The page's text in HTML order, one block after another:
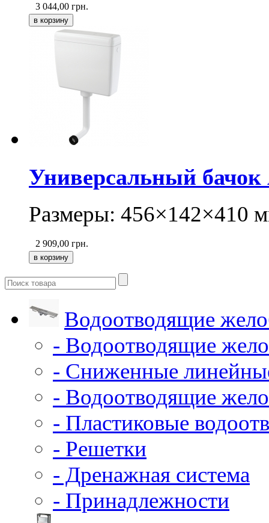
3 044,00 грн.
Универсальный бачок
Размеры: 456×142×410
2 909,00 грн.
Водоотводящие
- Водоотводящие
- Сниженные
- Водоотводящие
- Пластиковые
- Решетки
- Дренажная система
- Принадлежности